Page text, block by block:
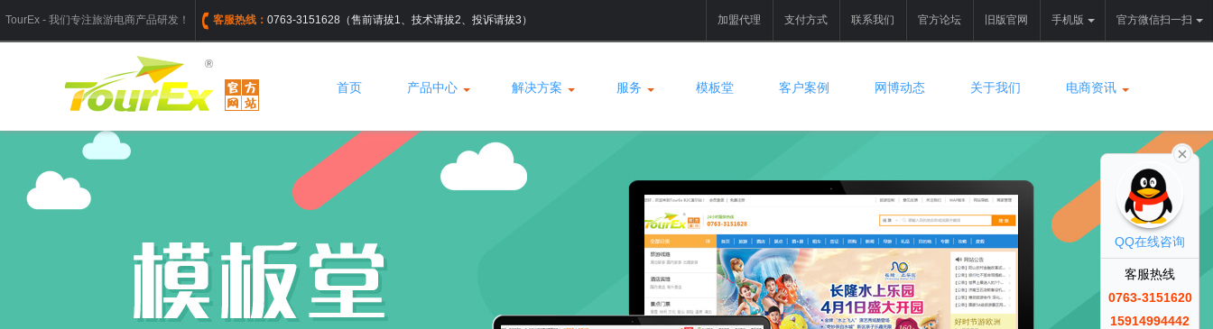
TourEx - 我们专注旅游电商产品研发！ 客服热线： 0763-3151628（售前请拔1、技术请拔2、投诉请拔3） 加盟代理 支付方式 联系我们 官方论坛 旧版官网 手机版 官方微信扫一扫
首页 产品中心 解决方案 服务 模板堂 客户案例 网博动态 关于我们 电商资讯
QQ在线咨询
客服热线
0763-3151620
15914994442